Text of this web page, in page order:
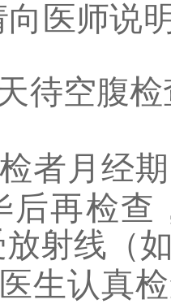
医师说
待空腹
者月经
后再检查
放射线（
生认真